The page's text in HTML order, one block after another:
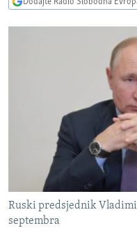
VIDEO
PODCASTI
RSE PRIČE IZ SVIJETA
ISPRIČAJ MI
DNEVNO@RSE
SPECIJALI RSE
VIŠE OD NASLOVA
GENOCID U SREBRENICI
PRATITE NAS
Ruski predsjednik
septembra